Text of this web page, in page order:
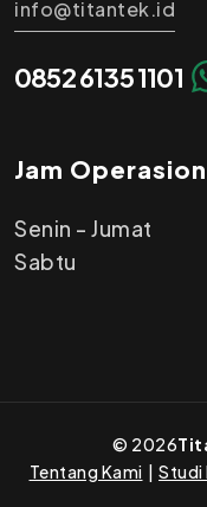
info@titantek.id
0852 6135 1101
Jam
Senin - Jumat
Sabtu
© 2026
Tentang Kami
Studi